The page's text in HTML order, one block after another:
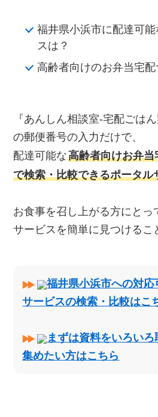
福井県小浜市に配達可
スは？
高齢者向けのお弁当宅
『あんしん相談室‐宅配ごは
の郵便番号の入力だけで、
配達可能な高齢者向けお弁
で検索・比較できるポータル
お食事を召し上がる方にとっ
サービスを簡単に見つけるこ
福井県小浜市への対
サービスの検索・比較はこ
まずは資料をいろい
集めたい方はこちら